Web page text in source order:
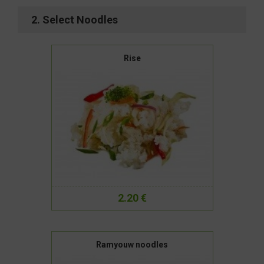
2. Select Noodles
Rise
2.20 €
Ramyouw noodles